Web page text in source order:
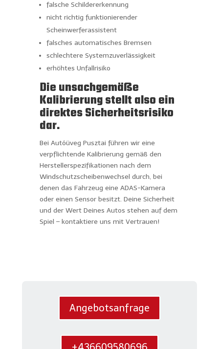
falsche Schildererkennung
nicht richtig funktionierender
Scheinwerferassistent
falsches automatisches Bremsen
schlechtere Systemzuverlässigkeit
erhöhtes Unfallrisiko
Die unsachgemäße
Kalibrierung stellt also ein
direktes Sicherheitsrisiko
dar.
Bei Autóüveg Pusztai führen wir eine
verpflichtende Kalibrierung gemäß den
Herstellerspezifikationen nach dem
Windschutzscheibenwechsel durch, bei
denen das Fahrzeug eine ADAS-Kamera
oder einen Sensor besitzt. Deine Sicherheit
und der Wert Deines Autos stehen auf dem
Spiel – kontaktiere uns mit Vertrauen!
Angebotsanfrage